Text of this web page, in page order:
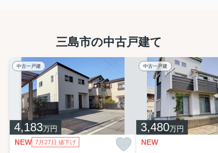
三島市の中古戸建て
中古一戸建
4,183万円
NEW 7月27日 値下げ
中古一戸建
3,480万円
NEW